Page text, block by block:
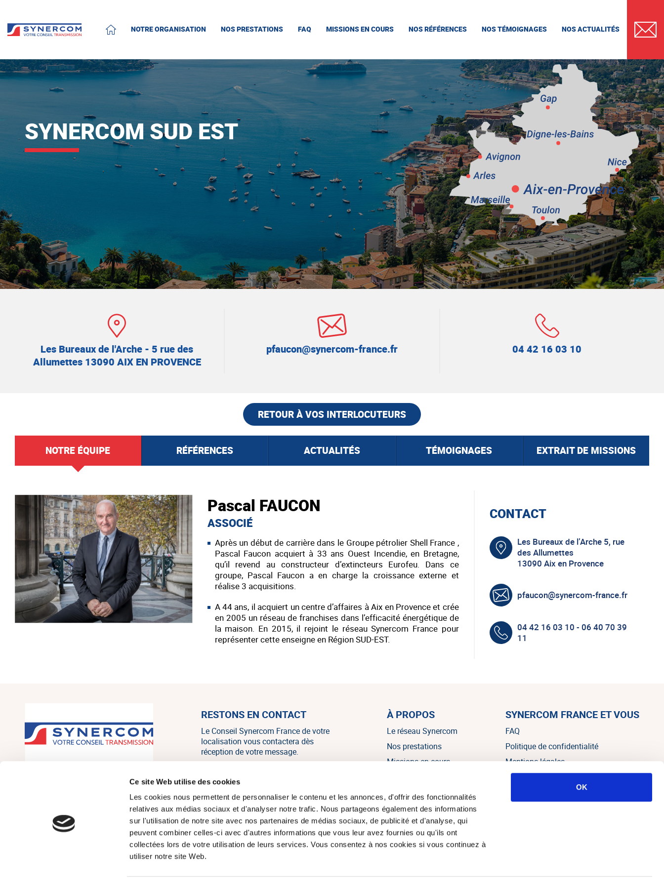
Ce site Web utilise des cookies
Les cookies nous permettent de personnaliser le contenu et les annonces, d'offrir des fonctionnalités
relatives aux médias sociaux et d'analyser notre trafic. Nous partageons également des informations
sur l'utilisation de notre site avec nos partenaires de médias sociaux, de publicité et d'analyse, qui
peuvent combiner celles-ci avec d'autres informations que vous leur avez fournies ou qu'ils ont
collectées lors de votre utilisation de leurs services. Vous consentez à nos cookies si vous continuez à
utiliser notre site Web.
OK
ACCUEIL
NOTRE ORGANISATION NOS PRESTATIONS FAQ MISSIONS EN COURS NOS RÉFÉRENCES NOS TÉMOIGNAGES NOS ACTUALITÉS
SYNERCOM SUD EST
Adresse :
Les Bureaux de l'Arche - 5 rue des
Allumettes 13090 AIX EN PROVENCE
E-mail de contact :
pfaucon@synercom-france.fr 04 42 16 03 10
RETOUR À VOS INTERLOCUTEURS
NOTRE ÉQUIPE RÉFÉRENCES ACTUALITÉS TÉMOIGNAGES EXTRAIT DE MISSIONS
Pascal FAUCON
ASSOCIÉ
Après un début de carrière dans le Groupe pétrolier Shell France ,
Pascal Faucon acquiert à 33 ans Ouest Incendie, en Bretagne,
qu’il revend au constructeur d’extincteurs Eurofeu. Dans ce
groupe, Pascal Faucon a en charge la croissance externe et
réalise 3 acquisitions.
A 44 ans, il acquiert un centre d’affaires à Aix en Provence et crée
en 2005 un réseau de franchises dans l’efficacité énergétique de
la maison. En 2015, il rejoint le réseau Synercom France pour
représenter cette enseigne en Région SUD-EST.
CONTACT
Les Bureaux de l’Arche 5, rue
des Allumettes
13090 Aix en Provence
pfaucon@synercom-france.fr
04 42 16 03 10 - 06 40 70 39
11
SYNERCOM France est un réseau
transmission, cession et acquisition
associés, consultants et salariés sur
tout le territoire, et un des leaders
français indépendants sur le marché
RESTONS EN CONTACT
Le Conseil Synercom France de votre
localisation vous contactera dès
réception de votre message.
NOUS CONTACTER
À PROPOS
Le réseau Synercom
Nos prestations
Missions en cours
Nos témoignages
Nos actualités
SYNERCOM FRANCE ET VOUS
FAQ
Politique de confidentialité
Mentions légales